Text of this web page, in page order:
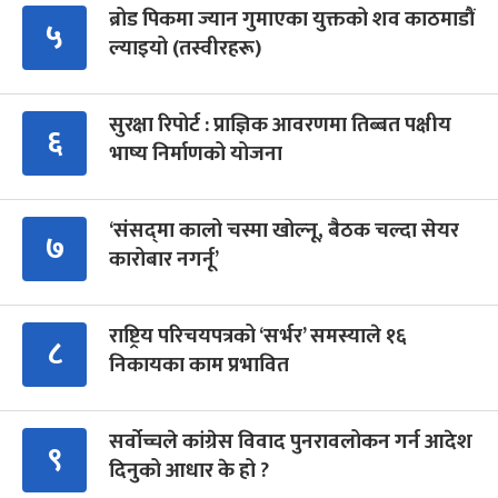
५
ब्रोड पिकमा ज्यान गुमाएका युक्तको शव काठमाडौं
ल्याइयो (तस्वीरहरू)
६
सुरक्षा रिपोर्ट : प्राज्ञिक आवरणमा तिब्बत पक्षीय
भाष्य निर्माणको योजना
७
‘संसद्‍मा कालो चस्मा खोल्नू, बैठक चल्दा सेयर
कारोबार नगर्नू’
८
राष्ट्रिय परिचयपत्रको ‘सर्भर’ समस्याले १६
निकायका काम प्रभावित
९
सर्वोच्चले कांग्रेस विवाद पुनरावलोकन गर्न आदेश
दिनुको आधार के हो ?